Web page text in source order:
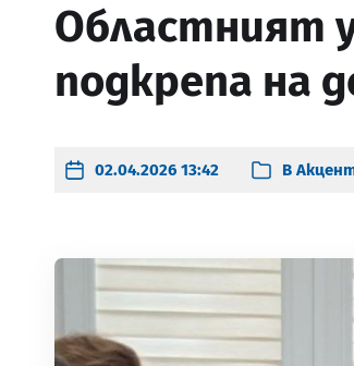
Областният
подкрепа на
02.04.2026 13:42 В